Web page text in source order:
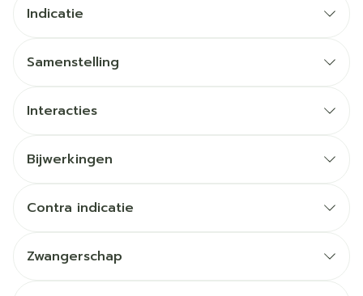
Indicatie
Samenstelling
Interacties
Bijwerkingen
Contra indicatie
Zwangerschap